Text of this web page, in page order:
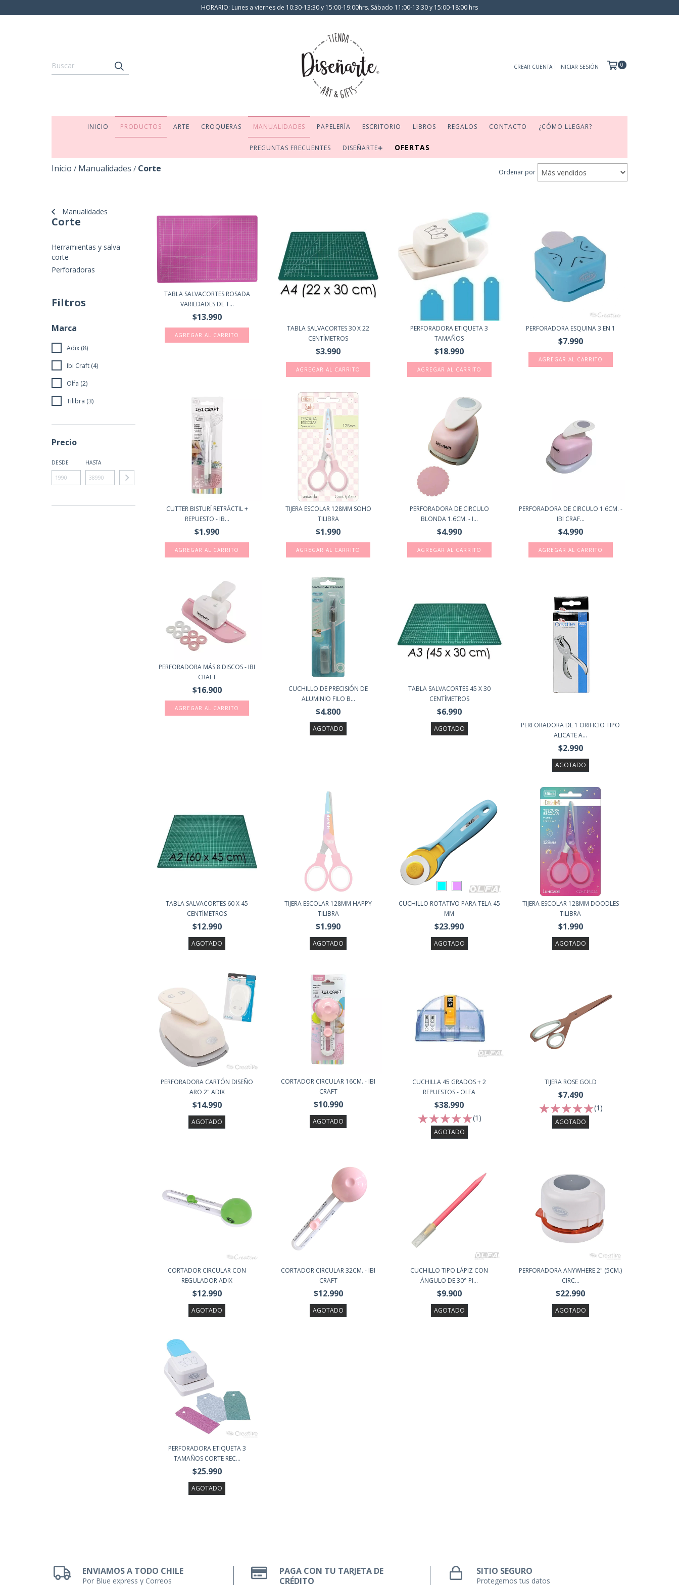
HORARIO: Lunes a viernes de 10:30-13:30 y 15:00-19:00hrs. Sábado 11:00-13:30 y 15:00-18:00 hrs
CREAR CUENTA INICIAR SESIÓN 0
INICIO PRODUCTOS ARTE CROQUERAS MANUALIDADES PAPELERÍA ESCRITORIO LIBROS REGALOS CONTACTO ¿CÓMO LLEGAR?
PREGUNTAS FRECUENTES DISEÑARTE➕ OFERTAS
Inicio / Manualidades / Corte Ordenar por
Manualidades
Corte
Herramientas y salva
corte
Perforadoras
Filtros
Marca
Adix (8)
Ibi Craft (4)
Olfa (2)
Tilibra (3)
Precio
DESDE HASTA
TABLA SALVACORTES ROSADA
VARIEDADES DE T...
$13.990
AGREGAR AL CARRITO
TABLA SALVACORTES 30 X 22
CENTÍMETROS
$3.990
PERFORADORA ETIQUETA 3
TAMAÑOS
$18.990
PERFORADORA ESQUINA 3 EN 1
$7.990
CUTTER BISTURÍ RETRÁCTIL +
REPUESTO - IB...
$1.990
TIJERA ESCOLAR 128MM SOHO
TILIBRA
$1.990
PERFORADORA DE CIRCULO
BLONDA 1.6CM. - I...
$4.990
PERFORADORA DE CIRCULO 1.6CM. -
IBI CRAF...
$4.990
PERFORADORA MÁS 8 DISCOS - IBI
CRAFT
$16.900
CUCHILLO DE PRECISIÓN DE
ALUMINIO FILO B...
$4.800
AGOTADO
TABLA SALVACORTES 45 X 30
CENTÍMETROS
$6.990
AGOTADO
PERFORADORA DE 1 ORIFICIO TIPO
ALICATE A...
$2.990
AGOTADO
TABLA SALVACORTES 60 X 45
CENTÍMETROS
$12.990
AGOTADO
TIJERA ESCOLAR 128MM HAPPY
TILIBRA
$1.990
AGOTADO
CUCHILLO ROTATIVO PARA TELA 45
MM
$23.990
AGOTADO
TIJERA ESCOLAR 128MM DOODLES
TILIBRA
$1.990
AGOTADO
PERFORADORA CARTÓN DISEÑO
ARO 2" ADIX
$14.990
AGOTADO
CORTADOR CIRCULAR 16CM. - IBI
CRAFT
$10.990
AGOTADO
CUCHILLA 45 GRADOS + 2
REPUESTOS - OLFA
$38.990
(1)
AGOTADO
TIJERA ROSE GOLD
$7.490
(1)
AGOTADO
CORTADOR CIRCULAR CON
REGULADOR ADIX
$12.990
AGOTADO
CORTADOR CIRCULAR 32CM. - IBI
CRAFT
$12.990
AGOTADO
CUCHILLO TIPO LÁPIZ CON
ÁNGULO DE 30° PI...
$9.900
AGOTADO
PERFORADORA ANYWHERE 2" (5CM.)
CIRC...
$22.990
AGOTADO
PERFORADORA ETIQUETA 3
TAMAÑOS CORTE REC...
$25.990
AGOTADO
ENVIAMOS A TODO CHILE
Por Blue express y Correos
PAGA CON TU TARJETA DE
CRÉDITO
SITIO SEGURO
Protegemos tus datos